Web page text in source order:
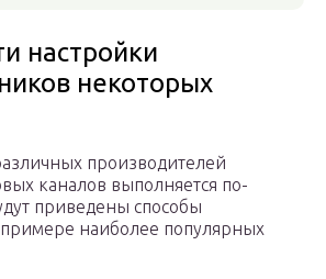
настройки
некоторых
производителей
каналов выполняется по-
приведены способы
наиболее популярных